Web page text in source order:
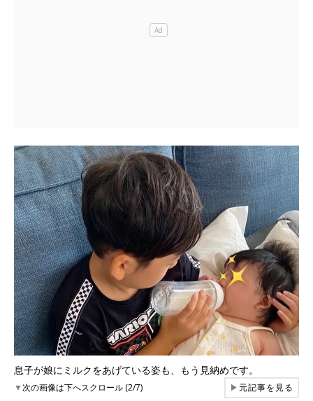
息子が娘にミルクをあげている姿も、もう見納めです。
▼次の画像は下へスクロール (2/7) ▶元記事を見る